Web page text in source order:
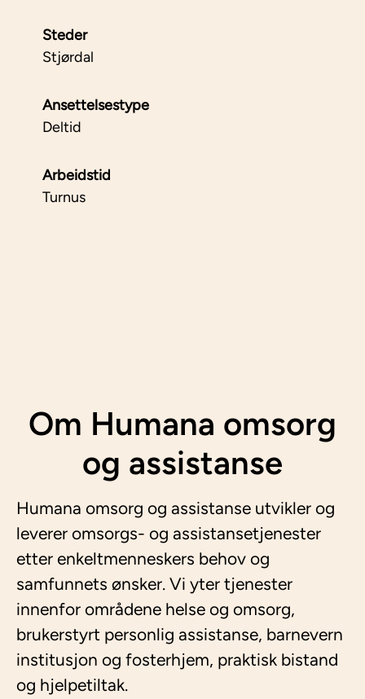
Steder
Stjørdal
Ansettelsestype
Deltid
Arbeidstid
Turnus
Om Humana omsorg
og assistanse
Humana omsorg og assistanse utvikler og
leverer omsorgs- og assistansetjenester
etter enkeltmenneskers behov og
samfunnets ønsker. Vi yter tjenester
innenfor områdene helse og omsorg,
brukerstyrt personlig assistanse, barnevern
institusjon og fosterhjem, praktisk bistand
og hjelpetiltak.